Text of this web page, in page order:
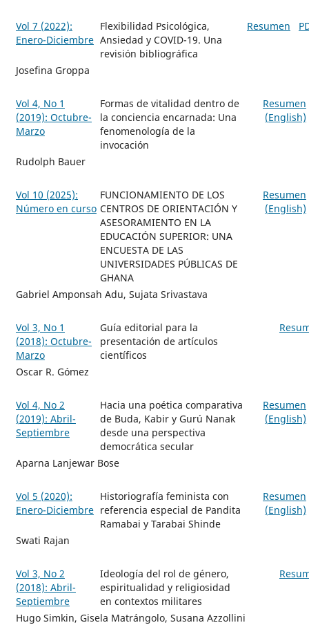
Vol 7 (2022):
Enero-Diciembre
Flexibilidad Psicológica,
Ansiedad y COVID-19. Una
revisión bibliográfica
Resumen
Josefina Groppa
Vol 4, No 1
(2019): Octubre-
Marzo
Formas de vitalidad dentro de
la conciencia encarnada: Una
fenomenología de la
invocación
Resumen
(English)
Rudolph Bauer
Vol 10 (2025):
Número en curso
FUNCIONAMIENTO DE LOS
CENTROS DE ORIENTACIÓN Y
ASESORAMIENTO EN LA
EDUCACIÓN SUPERIOR: UNA
ENCUESTA DE LAS
UNIVERSIDADES PÚBLICAS DE
GHANA
Resumen
(English)
Gabriel Amponsah Adu, Sujata Srivastava
Vol 3, No 1
(2018): Octubre-
Marzo
Guía editorial para la
presentación de artículos
científicos
Oscar R. Gómez
Vol 4, No 2
(2019): Abril-
Septiembre
Hacia una poética comparativa
de Buda, Kabir y Gurú Nanak
desde una perspectiva
democrática secular
Resumen
(English)
Aparna Lanjewar Bose
Vol 5 (2020):
Enero-Diciembre
Historiografía feminista con
referencia especial de Pandita
Ramabai y Tarabai Shinde
Resumen
(English)
Swati Rajan
Vol 3, No 2
(2018): Abril-
Septiembre
Ideología del rol de género,
espiritualidad y religiosidad
en contextos militares
Hugo Simkin, Gisela Matrángolo, Susana Azzollini